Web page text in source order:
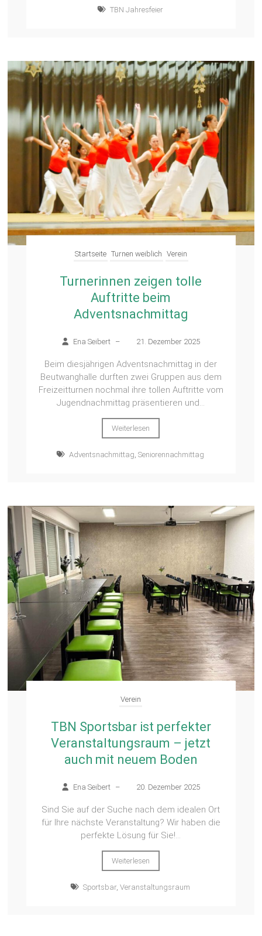
TBN Jahresfeier
Startseite Turnen weiblich Verein
Turnerinnen zeigen tolle
Auftritte beim
Adventsnachmittag
Ena Seibert – 21. Dezember 2025
Beim diesjährigen Adventsnachmittag in der
Beutwanghalle durften zwei Gruppen aus dem
Freizeitturnen nochmal ihre tollen Auftritte vom
Jugendnachmittag präsentieren und...
Weiterlesen
Adventsnachmittag,Seniorennachmittag
Verein
TBN Sportsbar ist perfekter
Veranstaltungsraum – jetzt
auch mit neuem Boden
Ena Seibert – 20. Dezember 2025
Sind Sie auf der Suche nach dem idealen Ort
für Ihre nächste Veranstaltung? Wir haben die
perfekte Lösung für Sie!...
Weiterlesen
Sportsbar,Veranstaltungsraum